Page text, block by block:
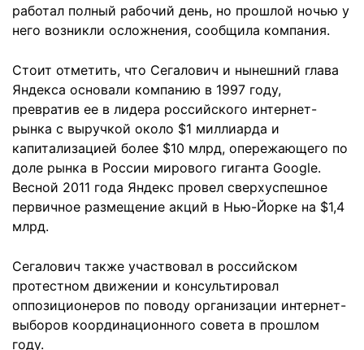
работал полный рабочий день, но прошлой ночью у
него возникли осложнения, сообщила компания.
Стоит отметить, что Сегалович и нынешний глава
Яндекса основали компанию в 1997 году,
превратив ее в лидера российского интернет-
рынка с выручкой около $1 миллиарда и
капитализацией более $10 млрд, опережающего по
доле рынка в России мирового гиганта Google.
Весной 2011 года Яндекс провел сверхуспешное
первичное размещение акций в Нью-Йорке на $1,4
млрд.
Сегалович также участвовал в российском
протестном движении и консультировал
оппозиционеров по поводу организации интернет-
выборов координационного совета в прошлом
году.